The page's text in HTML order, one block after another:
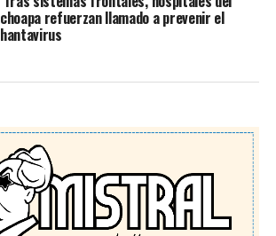
choapa refuerzan llamado a prevenir el
hantavirus